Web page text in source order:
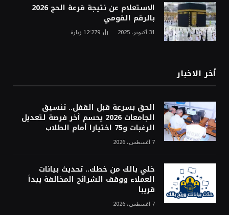
الاستعلام عن نتيجة قرعة الحج 2026
بالرقم القومي
31 أكتوبر، 2025 12٬279 زيارة
أخر الاخبار
الحق بسرعة قبل القفل.. تنسيق
الجامعات 2026 يحسم آخر فرصة لتعديل
الرغبات و75 اختيارا أمام الطلاب
7 أغسطس، 2026
خلي بالك من خطك.. تحديث بيانات
العملاء ووقف الشرائح المخالفة يبدأ
قريبا
7 أغسطس، 2026